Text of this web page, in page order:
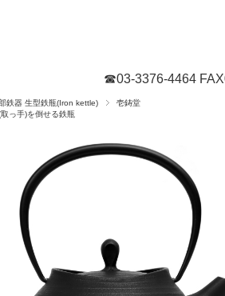
☎03-3376-4464
鉄器 生型鉄瓶(Iron kettle)
壱鋳堂
っ手)を倒せる鉄瓶